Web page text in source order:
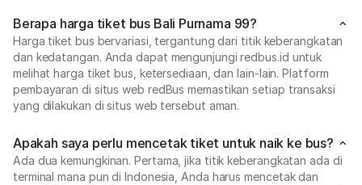
Berapa harga tiket bus Bali Purnama 99?
Harga tiket bus bervariasi, tergantung dari titik keberangkatan
dan kedatangan. Anda dapat mengunjungi redbus.id untuk
melihat harga tiket bus, ketersediaan, dan lain-lain. Platform
pembayaran di situs web redBus memastikan setiap transaksi
yang dilakukan di situs web tersebut aman.
Apakah saya perlu mencetak tiket untuk naik ke bus?
Ada dua kemungkinan. Pertama, jika titik keberangkatan ada di
terminal mana pun di Indonesia, Anda harus mencetak dan